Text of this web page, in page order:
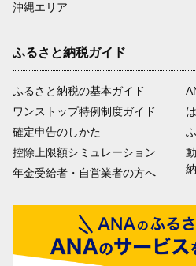
沖縄エリア
ふるさと納税ガイド
ふるさと納税の基本ガイド
ワンストップ特例制度ガイド
確定申告のしかた
控除上限額シミュレーション
年金受給者・自営業者の方へ